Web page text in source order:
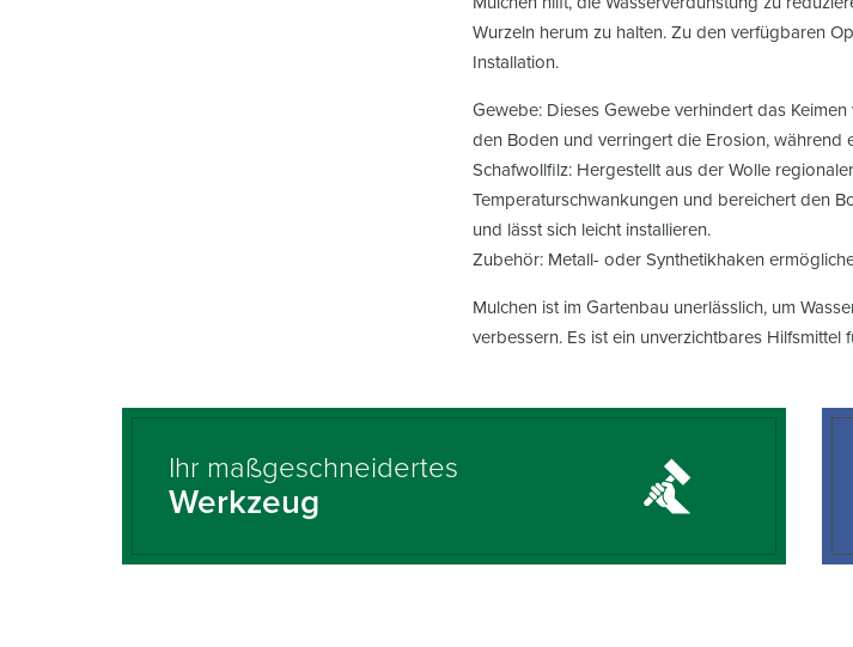
Wurzeln herum zu halten. Zu den verfügbaren
Installation.
Gewebe: Dieses Gewebe verhindert das
den Boden und verringert die Erosion, während
Schafwollfilz: Hergestellt aus der Wolle
Temperaturschwankungen und bereichert den
und lässt sich leicht installieren.
Zubehör: Metall- oder Synthetikhaken
Mulchen ist im Gartenbau unerlässlich, um
verbessern. Es ist ein unverzichtbares
Ihr maßgeschneidertes
Werkzeug